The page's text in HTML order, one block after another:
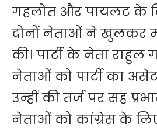
गहलोत और पायलट के
दोनों नेताओं ने खुलकर
की। पार्टी के नेता राहुल
नेताओं को पार्टी का
उन्हीं की तर्ज पर सह
नेताओं को कांग्रेस के